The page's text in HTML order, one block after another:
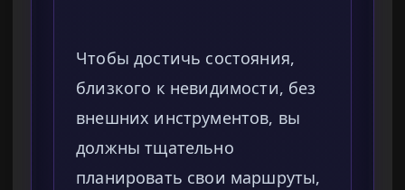
Чтобы достичь состояния,
близкого к невидимости, без
внешних инструментов, вы
должны тщательно
планировать свои маршруты,